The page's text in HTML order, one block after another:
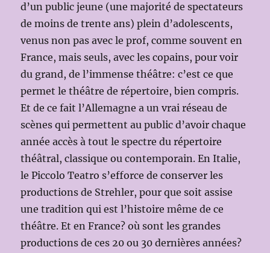
d’un public jeune (une majorité de spectateurs
de moins de trente ans) plein d’adolescents,
venus non pas avec le prof, comme souvent en
France, mais seuls, avec les copains, pour voir
du grand, de l’immense théâtre: c’est ce que
permet le théâtre de répertoire, bien compris.
Et de ce fait l’Allemagne a un vrai réseau de
scènes qui permettent au public d’avoir chaque
année accès à tout le spectre du répertoire
théâtral, classique ou contemporain. En Italie,
le Piccolo Teatro s’efforce de conserver les
productions de Strehler, pour que soit assise
une tradition qui est l’histoire même de ce
théâtre. Et en France? où sont les grandes
productions de ces 20 ou 30 dernières années?